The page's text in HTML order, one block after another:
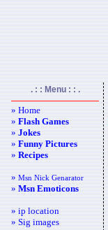
. : : Menu : : .
» Home
»Flash Games
»Jokes
»Funny Pictures
»Recipes
»Msn Nick Genarator
»Msn Emoticons
» ip location
» Sig images